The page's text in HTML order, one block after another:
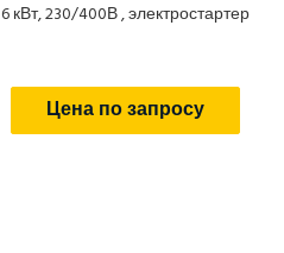
6 кВт, 230/400В , электростартер
Цена по запросу